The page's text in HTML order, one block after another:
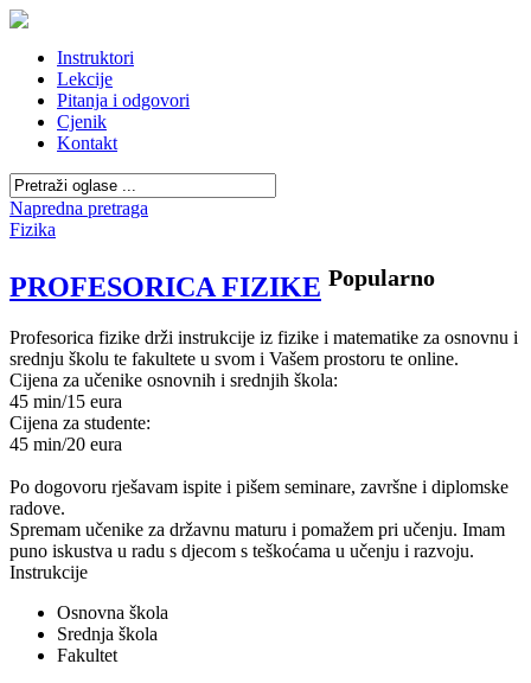
Instruktori
Lekcije
Pitanja i odgovori
Cjenik
Kontakt
Napredna pretraga
Fizika
PROFESORICA FIZIKE Popularno
Profesorica fizike drži instrukcije iz fizike i matematike za osnovnu i
srednju školu te fakultete u svom i Vašem prostoru te online.
Cijena za učenike osnovnih i srednjih škola:
45 min/15 eura
Cijena za studente:
45 min/20 eura
Po dogovoru rješavam ispite i pišem seminare, završne i diplomske
radove.
Spremam učenike za državnu maturu i pomažem pri učenju. Imam
puno iskustva u radu s djecom s teškoćama u učenju i razvoju.
Instrukcije
Osnovna škola
Srednja škola
Fakultet